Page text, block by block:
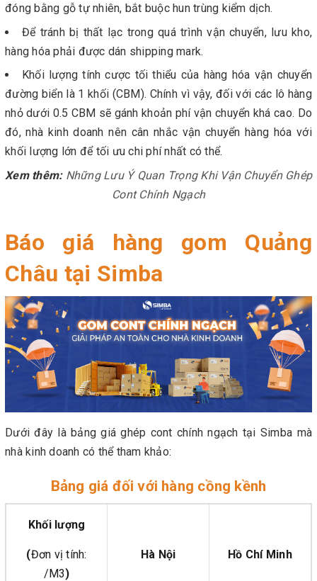
đóng bằng gỗ tự nhiên, bắt buộc hun trùng kiểm dịch.
Để tránh bị thất lạc trong quá trình vận chuyển, lưu kho,
hàng hóa phải được dán shipping mark.
Khối lượng tính cược tối thiểu của hàng hóa vận chuyển
đường biển là 1 khối (CBM). Chính vì vậy, đối với các lô hàng
nhỏ dưới 0.5 CBM sẽ gánh khoản phí vận chuyển khá cao. Do
đó, nhà kinh doanh nên cân nhắc vận chuyển hàng hóa với
khối lượng lớn để tối ưu chi phí nhất có thể.
Xem thêm: Những Lưu Ý Quan Trọng Khi Vận Chuyển Ghép
Cont Chính Ngạch
Báo giá hàng gom Quảng
Châu tại Simba
Dưới đây là bảng giá ghép cont chính ngạch tại Simba mà
nhà kinh doanh có thể tham khảo:
Bảng giá đối với hàng cồng kềnh
Khối lượng
(Đơn vị tính:
/M3)
Hà Nội Hồ Chí Minh